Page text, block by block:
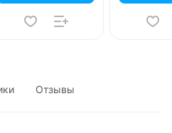
Отзывы